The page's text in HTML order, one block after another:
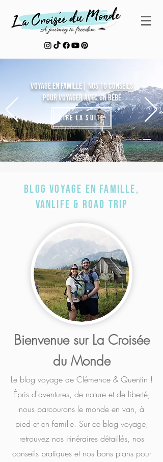
Voyage en famille| Nos 10 conseils
pour voyager avec un bébé
Lire la suite
Blog Voyage en Famille,
Vanlife & Road Trip
Bienvenue sur La Croisée
du Monde
Le blog voyage de Clémence & Quentin !
Épris d'aventures, de nature et de liberté,
nous parcourons le monde en van, à
pied et en famille. Sur ce blog voyage,
retrouvez nos itinéraires détaillés, nos
conseils pratiques et nos bons plans pour